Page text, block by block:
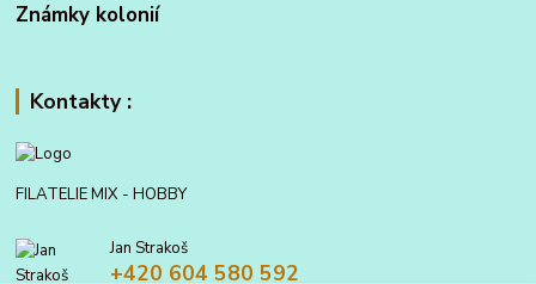
Známky kolonií
Kontakty :
FILATELIE MIX - HOBBY
Jan Strakoš
+420 604 580 592